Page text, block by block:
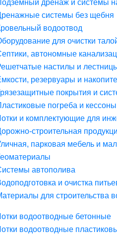
дренаж и системы
системы без щебня
водоотвод
для очистки
автономные
настилы и
резервуары и
покрытия и
погреба и кессоны
и комплектующие для
строительная
парковая мебель и
автополива
и очистка
для строительства
водоотводные бетонные
водоотводные